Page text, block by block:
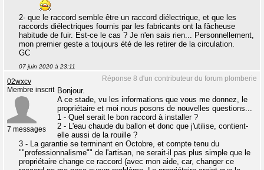
2- que le raccord semble être un raccord diélectrique, et que les
raccords diélectriques fournis par les fabricants ont la fâcheuse
habitude de fuir. Est-ce le cas ? Je n'en sais rien... Personnellement,
mon premier geste a toujours été de les retirer de la circulation.
GC
07 juin 2020 à 23:11
Réponse 8 d'un contributeur du forum plomberie
02wxcv
Membre inscrit
7 messages
Bonjour.
A ce stade, vu les informations que vous me donnez, le
propriétaire et moi nous posons de nouvelles questions...
1 - Quel serait le bon raccord à installer ?
2 - L'eau chaude du ballon et donc que j'utilise, contient-
elle aussi de la rouille ?
3 - La garantie se terminant en Octobre, et compte tenu du
""professionnalisme"" de l'artisan, ne serait-il pas plus simple que le
propriétaire change ce raccord (avec mon aide, car, changer ce